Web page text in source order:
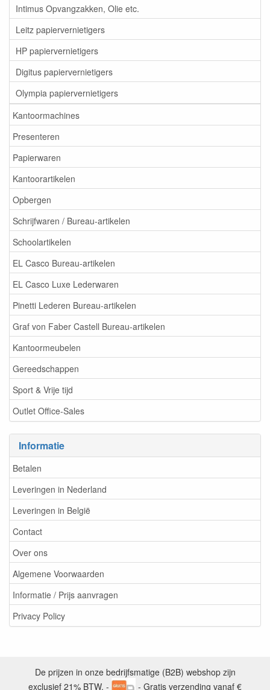
Intimus Opvangzakken, Olie etc.
Leitz papiervernietigers
HP papiervernietigers
Digitus papiervernietigers
Olympia papiervernietigers
Kantoormachines
Presenteren
Papierwaren
Kantoorartikelen
Opbergen
Schrijfwaren / Bureau-artikelen
Schoolartikelen
EL Casco Bureau-artikelen
EL Casco Luxe Lederwaren
Pinetti Lederen Bureau-artikelen
Graf von Faber Castell Bureau-artikelen
Kantoormeubelen
Gereedschappen
Sport & Vrije tijd
Outlet Office-Sales
Informatie
Betalen
Leveringen in Nederland
Leveringen in België
Contact
Over ons
Algemene Voorwaarden
Informatie / Prijs aanvragen
Privacy Policy
De prijzen in onze bedrijfsmatige (B2B) webshop zijn
exclusief 21% BTW. -
- Gratis verzending vanaf €